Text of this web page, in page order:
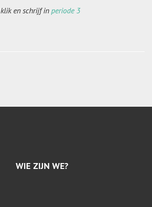
klik en schrijf in periode 3
WIE ZIJN WE?